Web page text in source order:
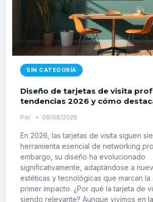
SIN CATEGORÍA
Diseño de tarjetas de visita
tendencias 2026 y cómo
Por 09/06/2026
En 2026, las tarjetas de visita siguen
herramienta esencial de networking
embargo, su diseño ha evolucionado
significativamente, adaptándose a
estéticas y tecnológicas que marcan
primer impacto. ¿Por qué la tarjeta de
siendo relevante? Aunque vivimos en